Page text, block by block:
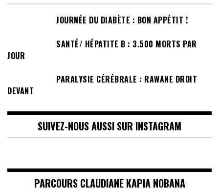
JOURNÉE DU DIABÈTE : BON APPÉTIT !
SANTÉ/ HÉPATITE B : 3.500 MORTS PAR
JOUR
PARALYSIE CÉRÉBRALE : RAWANE DROIT
DEVANT
SUIVEZ-NOUS AUSSI SUR INSTAGRAM
PARCOURS CLAUDIANE KAPIA NOBANA